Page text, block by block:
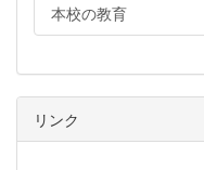
本校の教育
リンク